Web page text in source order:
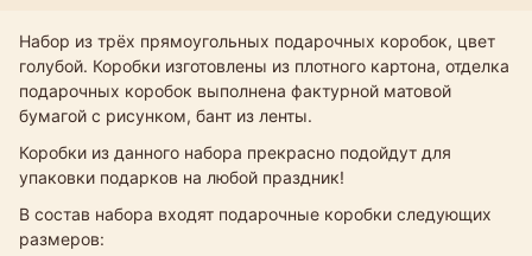
Набор из трёх прямоугольных подарочных коробок, цвет
голубой. Коробки изготовлены из плотного картона, отделка
подарочных коробок выполнена фактурной матовой
бумагой с рисунком, бант из ленты.
Коробки из данного набора прекрасно подойдут для
упаковки подарков на любой праздник!
В состав набора входят подарочные коробки следующих
размеров: